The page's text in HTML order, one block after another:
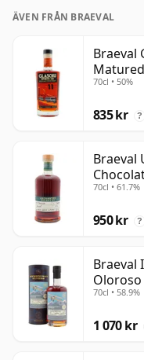
ÄVEN FRÅN BRAEVAL
Braeval
70cl • 50%
835 kr ?
Braeval
70cl • 61.7%
950 kr ?
Braeval
Oloroso
gammal
70cl • 58.9%
1 070 kr